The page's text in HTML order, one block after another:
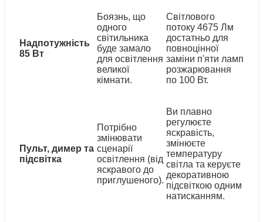
Надпотужність
85 Вт
Боязнь, що
одного
світильника
буде замало
для освітлення
великої
кімнати.
Світлового
потоку 4675 Лм
достатньо для
повноцінної
заміни п'яти ламп
розжарювання
по 100 Вт.
Пульт, димер та
підсвітка
Потрібно
змінювати
сценарії
освітлення (від
яскравого до
приглушеного).
Ви плавно
регулюєте
яскравість,
змінюєте
температуру
світла та керуєте
декоративною
підсвіткою одним
натисканням.